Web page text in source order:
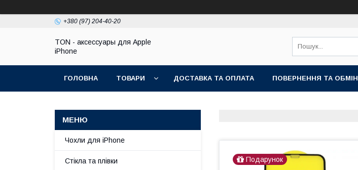
+380 (97) 204-40-20
TON - аксессуары для Apple
iPhone
ГОЛОВНА ТОВАРИ ДОСТАВКА ТА ОПЛАТА ПОВЕРНЕННЯ ТА ОБМІН
Подарунок
Чохли для iPhone
Стікла та плівки